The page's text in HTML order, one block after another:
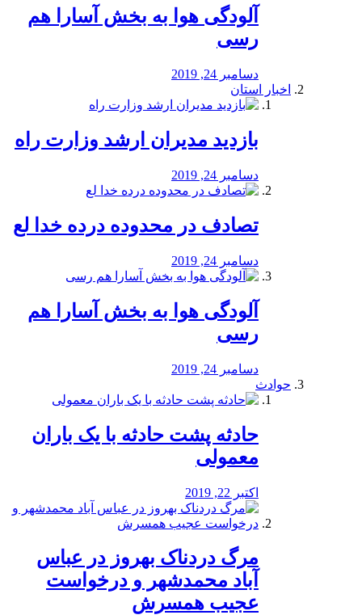
آلودگی هوا به بخش آسارا هم
رسی
دسامبر 24, 2019
اخبار استان
بازدید مدیران ارشد وزارت راه
دسامبر 24, 2019
تصادف در محدوده درده خدا لع
دسامبر 24, 2019
آلودگی هوا به بخش آسارا هم
رسی
دسامبر 24, 2019
حوادث
️حادثه پشت حادثه با یک باران
معمولی
اکتبر 22, 2019
مرگ دردناک بهروز در عباس
آباد محمدشهر و درخواست
عجیب همسرش